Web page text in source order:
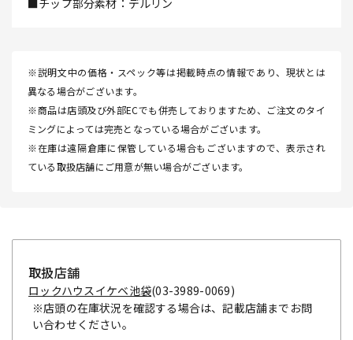
■チップ部分素材：デルリン
※説明文中の価格・スペック等は掲載時点の情報であり、現状とは
異なる場合がございます。
※商品は店頭及び外部ECでも併売しておりますため、ご注文のタイ
ミングによっては完売となっている場合がございます。
※在庫は遠隔倉庫に保管している場合もございますので、表示され
ている取扱店舗にご用意が無い場合がございます。
取扱店舗
ロックハウスイケベ池袋(03-3989-0069)
※店頭の在庫状況を確認する場合は、記載店舗までお問
い合わせください。